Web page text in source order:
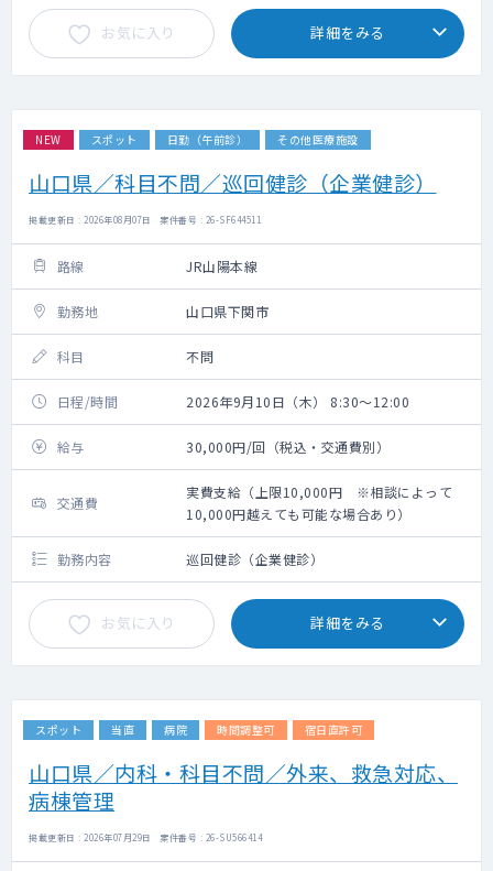
お気に入り 詳細をみる
NEW スポット 日勤（午前診） その他医療施設
山口県／科目不問／巡回健診（企業健診）
掲載更新日 : 2026年08月07日 案件番号 : 26-SF644511
路線 JR山陽本線
勤務地 山口県下関市
科目 不問
日程/時間 2026年9月10日（木） 8:30～12:00
給与 30,000円/回（税込・交通費別）
交通費
実費支給（上限10,000円 ※相談によって
10,000円越えても可能な場合あり）
勤務内容 巡回健診（企業健診）
お気に入り 詳細をみる
スポット 当直 病院 時間調整可 宿日直許可
山口県／内科・科目不問／外来、救急対応、
病棟管理
掲載更新日 : 2026年07月29日 案件番号 : 26-SU566414